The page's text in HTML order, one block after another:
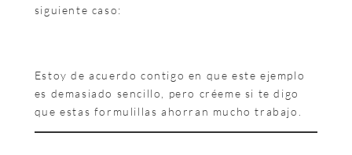
siguiente caso:
Estoy de acuerdo contigo en que este ejemplo
es demasiado sencillo, pero créeme si te digo
que estas formulillas ahorran mucho trabajo.